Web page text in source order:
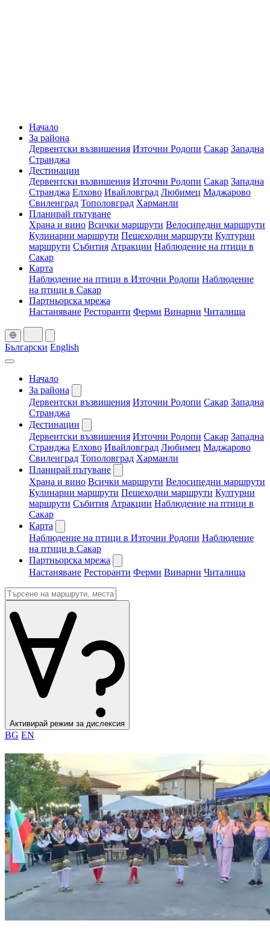
Начало
За района
Дервентски възвишения Източни Родопи Сакар Западна
Странджа
Дестинации
Дервентски възвишения Източни Родопи Сакар Западна
Странджа Елхово Ивайловград Любимец Маджарово
Свиленград Тополовград Харманли
Планирай пътуване
Храна и вино Всички маршрути Велосипедни маршрути
Кулинарни маршрути Пешеходни маршрути Културни
маршрути Събития Атракции Наблюдение на птици в
Сакар
Карта
Наблюдение на птици в Източни Родопи Наблюдение
на птици в Сакар
Партньорска мрежа
Настаняване Ресторанти Ферми Винарни Читалища
Български English
Начало
За района
Дервентски възвишения Източни Родопи Сакар Западна
Странджа
Дестинации
Дервентски възвишения Източни Родопи Сакар Западна
Странджа Елхово Ивайловград Любимец Маджарово
Свиленград Тополовград Харманли
Планирай пътуване
Храна и вино Всички маршрути Велосипедни маршрути
Кулинарни маршрути Пешеходни маршрути Културни
маршрути Събития Атракции Наблюдение на птици в
Сакар
Карта
Наблюдение на птици в Източни Родопи Наблюдение
на птици в Сакар
Партньорска мрежа
Настаняване Ресторанти Ферми Винарни Читалища
Активирай режим за дислексия
BG EN